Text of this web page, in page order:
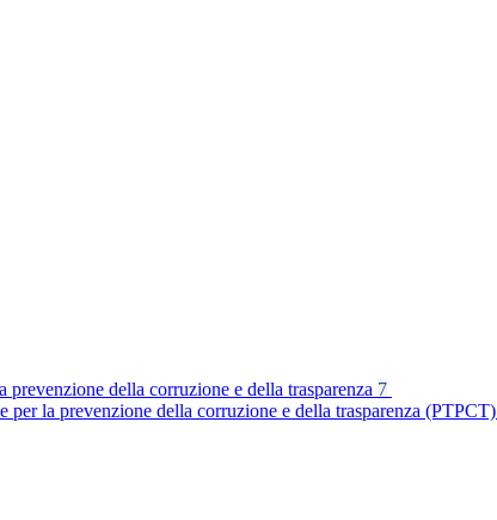
prevenzione della corruzione e della trasparenza 7
per la prevenzione della corruzione e della trasparenza (PTPCT)